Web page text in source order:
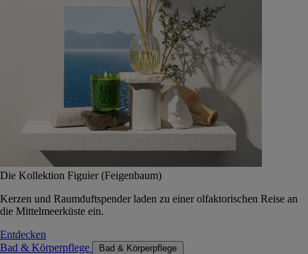
Die Kollektion Figuier (Feigenbaum)
Kerzen und Raumduftspender laden zu einer olfaktorischen Reise an
die Mittelmeerküste ein.
Entdecken
Bad & Körperpflege
Bad & Körperpflege